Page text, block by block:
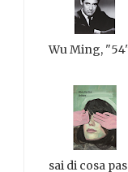
Wu Ming,
sai di cosa